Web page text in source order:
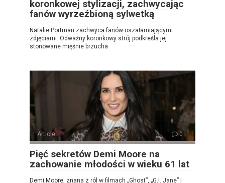
koronkowej stylizacji, zachwycając
fanów wyrzeźbioną sylwetką
Natalie Portman zachwyca fanów oszałamiającymi
zdjęciami: Odważny koronkowy strój podkreśla jej
stonowane mięśnie brzucha
Article 0
Pięć sekretów Demi Moore na
zachowanie młodości w wieku 61 lat
Demi Moore, znana z ról w filmach „Ghost”, „G.I. Jane” i